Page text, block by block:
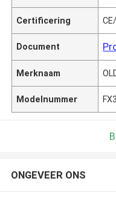
Certificering
Document
Merknaam
Modelnummer
ONGEVEER ONS